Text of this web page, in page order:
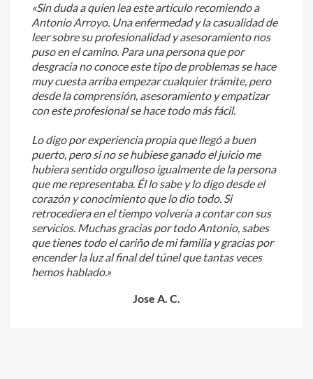
«Sin duda a quien lea este artículo recomiendo a
Antonio Arroyo. Una enfermedad y la casualidad de
leer sobre su profesionalidad y asesoramiento nos
puso en el camino. Para una persona que por
desgracia no conoce este tipo de problemas se hace
muy cuesta arriba empezar cualquier trámite, pero
desde la comprensión, asesoramiento y empatizar
con este profesional se hace todo más fácil.
Lo digo por experiencia propia que llegó a buen
puerto, pero si no se hubiese ganado el juicio me
hubiera sentido orgulloso igualmente de la persona
que me representaba. Él lo sabe y lo digo desde el
corazón y conocimiento que lo dio todo. Si
retrocediera en el tiempo volvería a contar con sus
servicios. Muchas gracias por todo Antonio, sabes
que tienes todo el cariño de mi familia y gracias por
encender la luz al final del túnel que tantas veces
hemos hablado.»
Jose A. C.